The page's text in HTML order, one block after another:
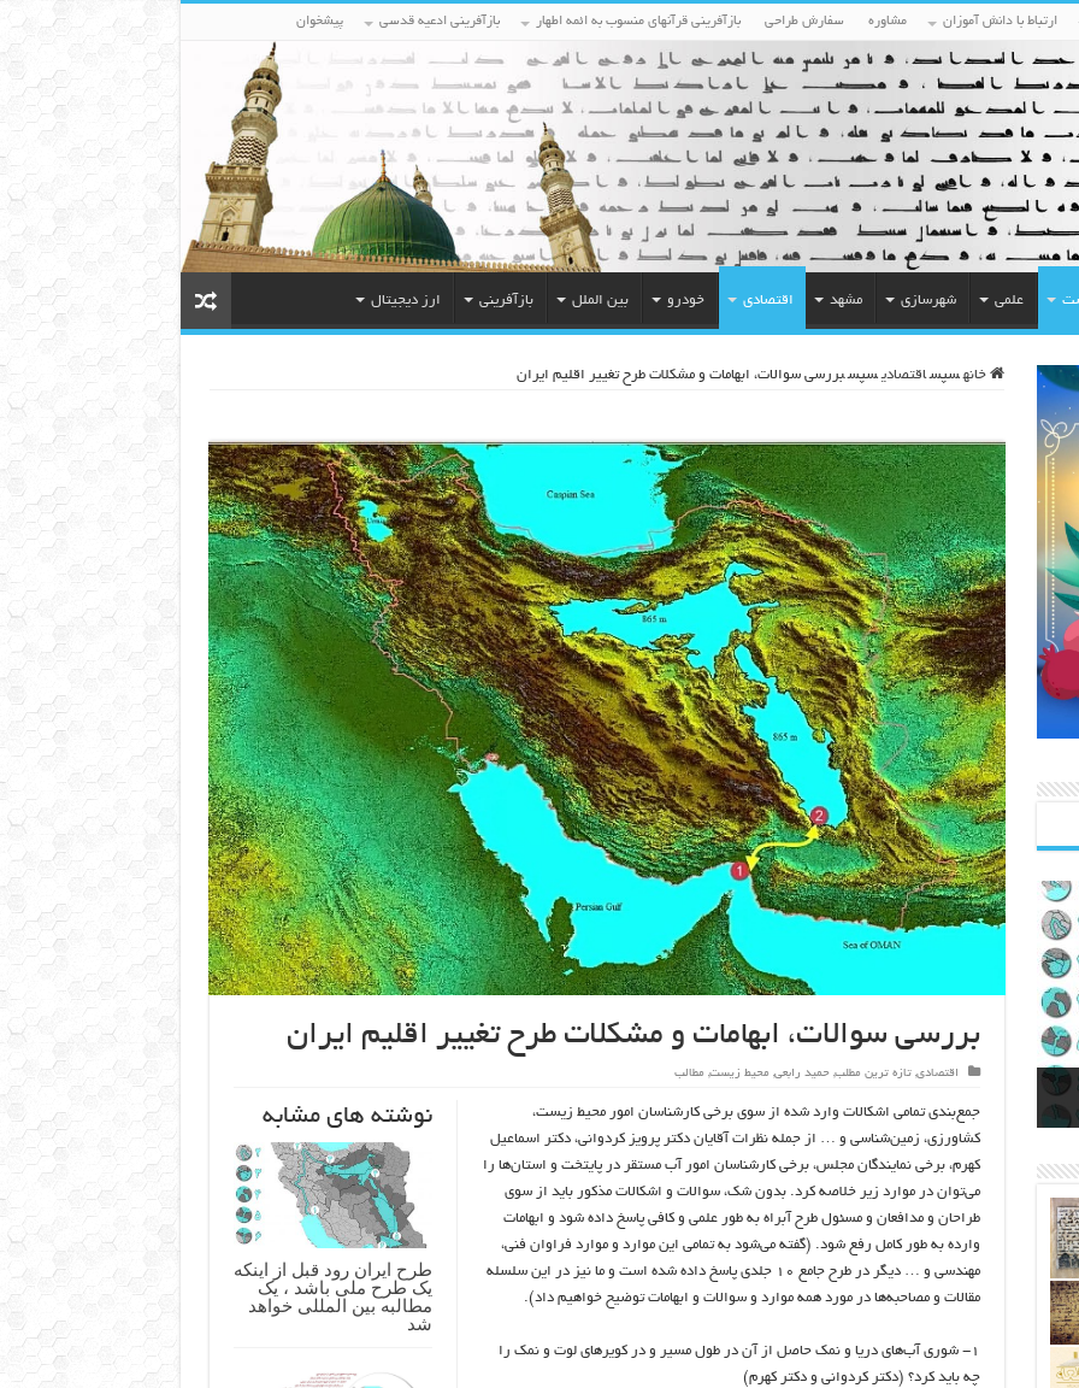
ارتباط با دانش آموزان مشاوره سفارش طراحی بازآفرینی قرآنهای منسوب به ائمه اطهار بازآفرینی ادعیه قدسی پیشخوان
علمی شهرسازی مشهد اقتصادی خودرو بین الملل بازآفرینی ارز دیجیتال
خانه سپس اقتصادی سپس بررسی سوالات، ابهامات و مشکلات طرح تغییر اقلیم ایران
بررسی سوالات، ابهامات و مشکلات طرح تغییر اقلیم ایران
اقتصادی,تازه ترین مطلب,حمید رابعی, محیط زیست, مطالب
نوشته های مشابه
طرح ایران رود قبل از اینکه
یک طرح ملی باشد ، یک
مطالبه بین المللی خواهد
شد
جمع‌بندی تمامی اشکالات وارد شده از سوی برخی کارشناسان امور محیط ‌زیست،
کشاورزی، زمین‌شناسی و … از جمله نظرات آقایان دکتر پرویز کردوانی، دکتر اسماعیل
کهرم، برخی نمایندگان مجلس، برخی کارشناسان امور آب مستقر در پایتخت و استان‌ها را
می‌توان در موارد زیر خلاصه کرد. بدون شک، سوالات و اشکالات مذکور باید از سوی
طراحان و مدافعان و مسئول طرح آبراه به طور علمی و کافی پاسخ داده شود و ابهامات
وارده به طور کامل رفع شود. (گفته می‌شود به تمامی این موارد و موارد فراوان فنی،
مهندسی و … دیگر در طرح جامع ١٠ جلدی پاسخ داده شده است و ما نیز در این سلسله
مقالات و مصاحبه‌ها در مورد همه موارد و سوالات و ابهامات توضیح خواهیم داد).
١- شوری آب‌های دریا و نمک حاصل از آن در طول مسیر و در کویرهای لوت و نمک را
چه باید کرد؟ (دکتر کردوانی و دکتر کهرم)
مالکان اراضی شاهنامه ۳۵